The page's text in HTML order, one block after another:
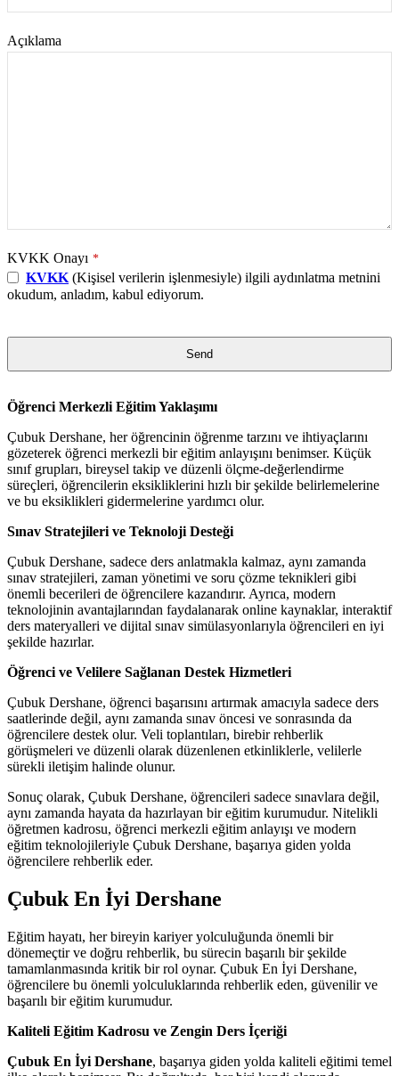
Açıklama
KVKK Onayı *
KVKK (Kişisel verilerin işlenmesiyle) ilgili aydınlatma metnini
okudum, anladım, kabul ediyorum.
Send
field
be
left
blank
Öğrenci Merkezli Eğitim Yaklaşımı
Çubuk Dershane, her öğrencinin öğrenme tarzını ve ihtiyaçlarını
gözeterek öğrenci merkezli bir eğitim anlayışını benimser. Küçük
sınıf grupları, bireysel takip ve düzenli ölçme-değerlendirme
süreçleri, öğrencilerin eksikliklerini hızlı bir şekilde belirlemelerine
ve bu eksiklikleri gidermelerine yardımcı olur.
Sınav Stratejileri ve Teknoloji Desteği
Çubuk Dershane, sadece ders anlatmakla kalmaz, aynı zamanda
sınav stratejileri, zaman yönetimi ve soru çözme teknikleri gibi
önemli becerileri de öğrencilere kazandırır. Ayrıca, modern
teknolojinin avantajlarından faydalanarak online kaynaklar, interaktif
ders materyalleri ve dijital sınav simülasyonlarıyla öğrencileri en iyi
şekilde hazırlar.
Öğrenci ve Velilere Sağlanan Destek Hizmetleri
Çubuk Dershane, öğrenci başarısını artırmak amacıyla sadece ders
saatlerinde değil, aynı zamanda sınav öncesi ve sonrasında da
öğrencilere destek olur. Veli toplantıları, birebir rehberlik
görüşmeleri ve düzenli olarak düzenlenen etkinliklerle, velilerle
sürekli iletişim halinde olunur.
Sonuç olarak, Çubuk Dershane, öğrencileri sadece sınavlara değil,
aynı zamanda hayata da hazırlayan bir eğitim kurumudur. Nitelikli
öğretmen kadrosu, öğrenci merkezli eğitim anlayışı ve modern
eğitim teknolojileriyle Çubuk Dershane, başarıya giden yolda
öğrencilere rehberlik eder.
Çubuk En İyi Dershane
Eğitim hayatı, her bireyin kariyer yolculuğunda önemli bir
dönemeçtir ve doğru rehberlik, bu sürecin başarılı bir şekilde
tamamlanmasında kritik bir rol oynar. Çubuk En İyi Dershane,
öğrencilere bu önemli yolculuklarında rehberlik eden, güvenilir ve
başarılı bir eğitim kurumudur.
Kaliteli Eğitim Kadrosu ve Zengin Ders İçeriği
Çubuk En İyi Dershane, başarıya giden yolda kaliteli eğitimi temel